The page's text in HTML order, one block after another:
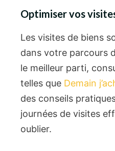
Optimiser vos
Les visites de biens
dans votre parcours
le meilleur parti,
telles que Demain
des conseils
journées de visites
oublier.